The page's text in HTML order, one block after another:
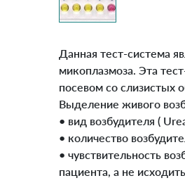
Данная тест-система
микоплазмоза. Эта
посевом со слизистых
Выделение живого
• вид возбудителя (
• количество
• чувствительность
пациента, а не